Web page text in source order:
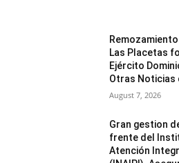
Las Placetas
Ejército
Otras Noticias
August 7, 2026
Gran gestion
frente del
Atención